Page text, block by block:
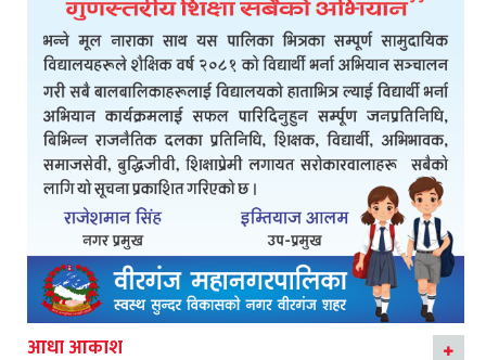
आधा आकाश